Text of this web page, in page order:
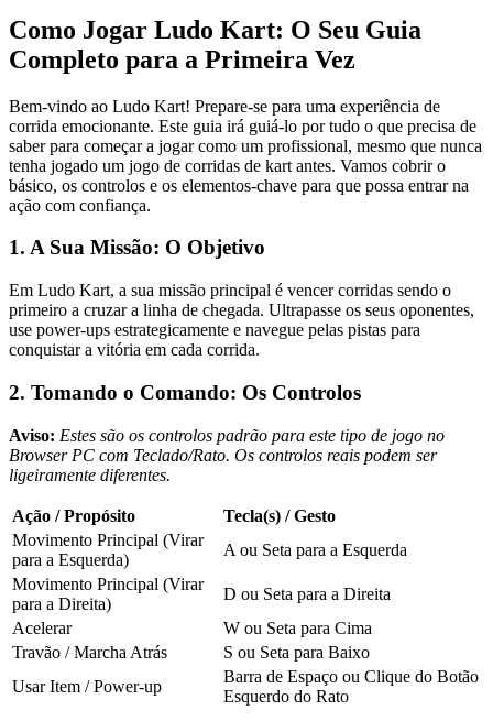
Como Jogar Ludo Kart: O Seu Guia
Completo para a Primeira Vez
Bem-vindo ao Ludo Kart! Prepare-se para uma experiência de
corrida emocionante. Este guia irá guiá-lo por tudo o que precisa de
saber para começar a jogar como um profissional, mesmo que nunca
tenha jogado um jogo de corridas de kart antes. Vamos cobrir o
básico, os controlos e os elementos-chave para que possa entrar na
ação com confiança.
1. A Sua Missão: O Objetivo
Em Ludo Kart, a sua missão principal é vencer corridas sendo o
primeiro a cruzar a linha de chegada. Ultrapasse os seus oponentes,
use power-ups estrategicamente e navegue pelas pistas para
conquistar a vitória em cada corrida.
2. Tomando o Comando: Os Controlos
Aviso: Estes são os controlos padrão para este tipo de jogo no
Browser PC com Teclado/Rato. Os controlos reais podem ser
ligeiramente diferentes.
Ação / Propósito
Tecla(s) / Gesto
Movimento Principal (Virar
para a Esquerda)
A ou Seta para a Esquerda
Movimento Principal (Virar
para a Direita)
D ou Seta para a Direita
Acelerar
W ou Seta para Cima
Travão / Marcha Atrás
S ou Seta para Baixo
Usar Item / Power-up
Barra de Espaço ou Clique do Botão
Esquerdo do Rato